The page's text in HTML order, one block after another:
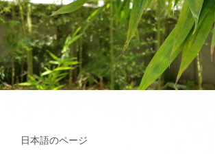
日本語のページ